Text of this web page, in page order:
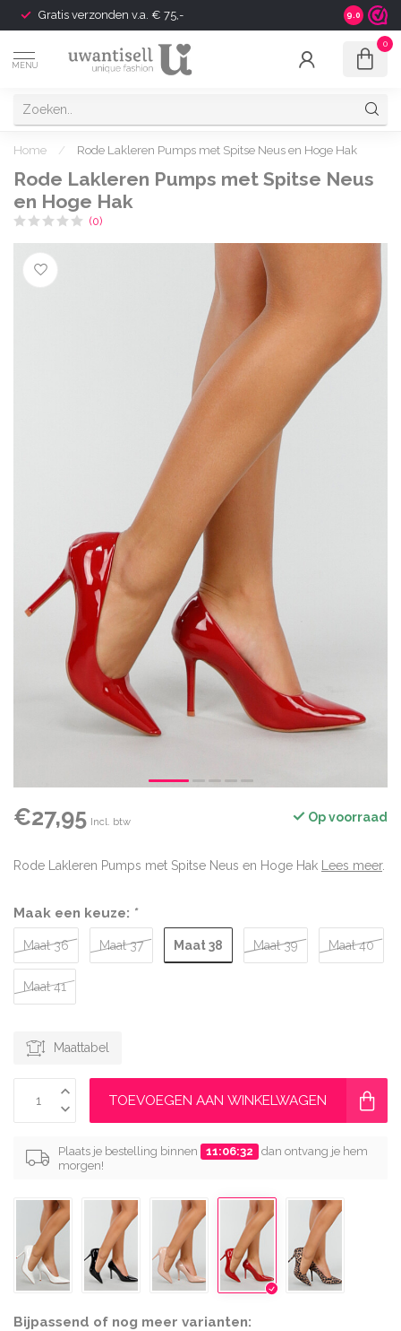
Gratis verzonden v.a. € 75,- Shipping
9.0
MENU
0
Home / Rode Lakleren Pumps met Spitse Neus en Hoge Hak
Rode Lakleren Pumps met Spitse Neus
en Hoge Hak
(0)
€27,95 Incl. btw Op voorraad
Rode Lakleren Pumps met Spitse Neus en Hoge Hak Lees meer.
Maak een keuze: *
Maat 36 Maat 37 Maat 38 Maat 39 Maat 40
Maat 41
Maattabel
TOEVOEGEN AAN WINKELWAGEN
Plaats je bestelling binnen 11:06:31
dan ontvang je hem
morgen!
Bijpassend of nog meer varianten: